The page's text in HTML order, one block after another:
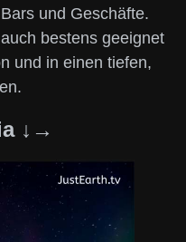
und Geschäfte.
bestens geeignet
und in einen tiefen,
↓→